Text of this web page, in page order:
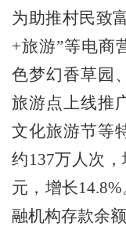
为助推村民致
+旅游”等电商
色梦幻香草园
旅游点上线推
文化旅游节等
约137万人次，
元，增长14.8%
融机构存款余